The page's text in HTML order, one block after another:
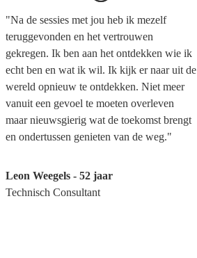
"Na de sessies met jou heb ik mezelf
teruggevonden en het vertrouwen
gekregen. Ik ben aan het ontdekken wie ik
echt ben en wat ik wil. Ik kijk er naar uit de
wereld opnieuw te ontdekken. Niet meer
vanuit een gevoel te moeten overleven
maar nieuwsgierig wat de toekomst brengt
en ondertussen genieten van de weg."
Leon Weegels - 52 jaar
Technisch Consultant